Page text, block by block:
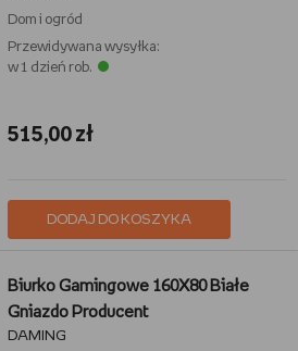
Dom i ogród
Przewidywana wysyłka:
w 1 dzień rob.
515,00 zł
DODAJ DO KOSZYKA
Biurko Gamingowe 160X80 Białe
Gniazdo Producent
DAMING